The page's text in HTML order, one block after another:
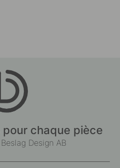
chaque pièce
Design AB